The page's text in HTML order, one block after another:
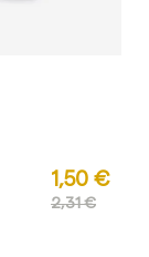
1,50 €
2,31 €